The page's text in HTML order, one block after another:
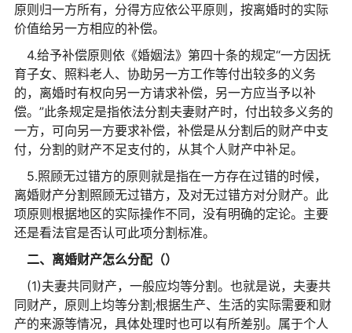
原则归一方所有，分得方应依公平原则，按离婚时的实际
价值给另一方相应的补偿。
4.给予补偿原则依《婚姻法》第四十条的规定“一方因抚
育子女、照料老人、协助另一方工作等付出较多的义务
的，离婚时有权向另一方请求补偿，另一方应当予以补
偿。”此条规定是指依法分割夫妻财产时，付出较多义务的
一方，可向另一方要求补偿，补偿是从分割后的财产中支
付，分割的财产不足支付的，从其个人财产中补足。
5.照顾无过错方的原则就是指在一方存在过错的时候，
离婚财产分割照顾无过错方，及对无过错方对分财产。此
项原则根据地区的实际操作不同，没有明确的定论。主要
还是看法官是否认可此项分割标准。
二、离婚财产怎么分配（）
(1)夫妻共同财产，一般应均等分割。也就是说，夫妻共
同财产，原则上均等分割;根据生产、生活的实际需要和财
产的来源等情况，具体处理时也可以有所差别。属于个人